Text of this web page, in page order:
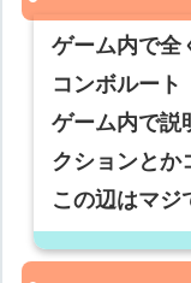
ゲーム内で全
コンボルート
ゲーム内で説
クションとか
この辺はマ